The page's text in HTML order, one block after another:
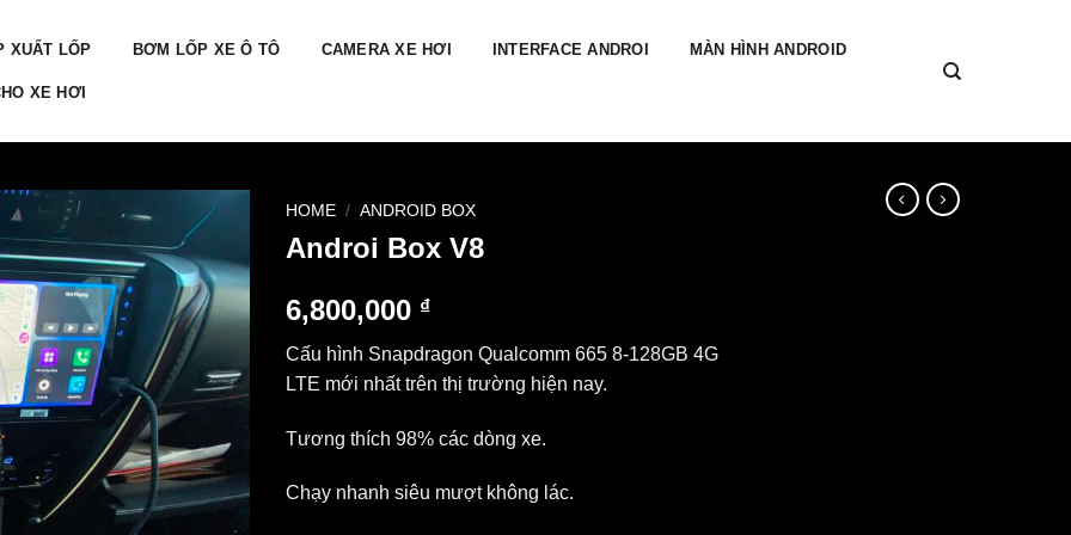
XUẤT LỐP BƠM LỐP XE Ô TÔ CAMERA XE HƠI INTERFACE ANDROI MÀN HÌNH ANDROID
XE HƠI
HOME / ANDROID BOX
Androi Box V8
6,800,000 ₫
Cấu hình Snapdragon Qualcomm 665 8-128GB 4G
LTE mới nhất trên thị trường hiện nay.
Tương thích 98% các dòng xe.
Chạy nhanh siêu mượt không lác.